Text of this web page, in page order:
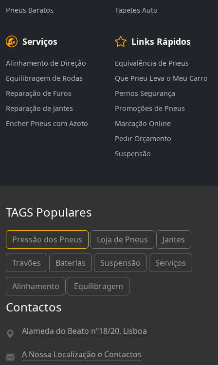
Pneus Baratos
Tapetes Auto
Serviços
Alinhamento de Direção
Equilibragem de Rodas
Reparação de Furos
Reparação de Jantes
Encher Pneus com Azoto
Links Rápidos
Equivalência de Pneus
Que Pneu Leva o Meu Carro
Pernos Segurança
Promoções de Pneus
Marcação Online
Pedir Orçamento
Suspensão
TAGS Populares
Pressão dos Pneus Loja de Pneus Jantes
Travões Baterias Suspensão Serviços
Alinhamento Equilibragem
Contactos
Alameda do Beato nº18/20, Lisboa
A Nossa Localização e Contactos